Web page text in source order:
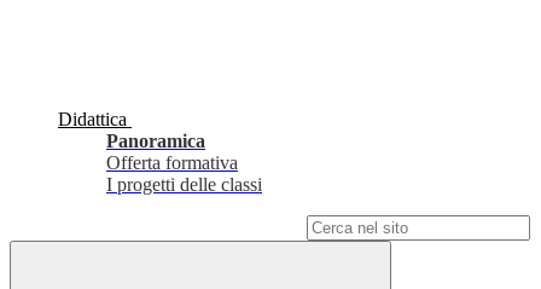
Didattica
Panoramica
Offerta formativa
I progetti delle classi